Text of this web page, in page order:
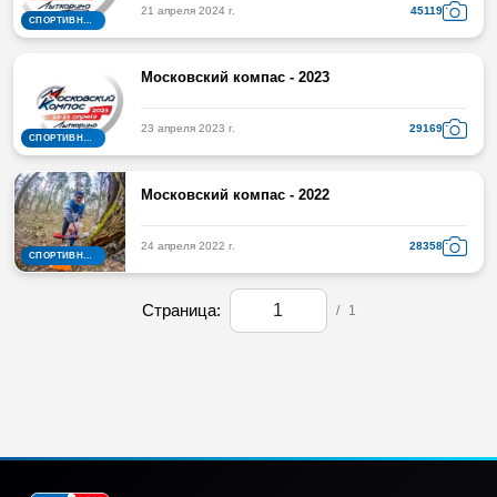
21 апреля 2024 г. 45119
Московский компас - 2023
23 апреля 2023 г. 29169
Московский компас - 2022
24 апреля 2022 г. 28358
Страница: / 1